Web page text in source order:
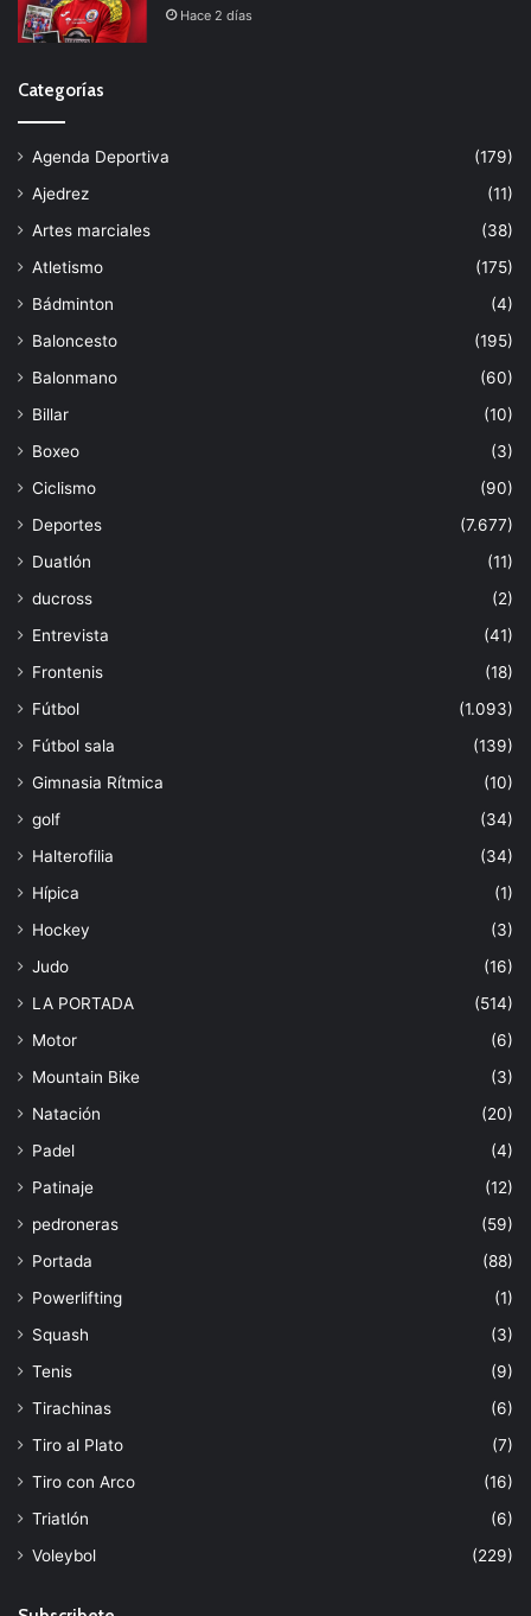
Hace 2 días
Categorías
Agenda Deportiva
(179)
Ajedrez
(11)
Artes marciales
(38)
Atletismo
(175)
Bádminton
(4)
Baloncesto
(195)
Balonmano
(60)
Billar
(10)
Boxeo
(3)
Ciclismo
(90)
Deportes
(7.677)
Duatlón
(11)
ducross
(2)
Entrevista
(41)
Frontenis
(18)
Fútbol
(1.093)
Fútbol sala
(139)
Gimnasia Rítmica
(10)
golf
(34)
Halterofilia
(34)
Hípica
(1)
Hockey
(3)
Judo
(16)
LA PORTADA
(514)
Motor
(6)
Mountain Bike
(3)
Natación
(20)
Padel
(4)
Patinaje
(12)
pedroneras
(59)
Portada
(88)
Powerlifting
(1)
Squash
(3)
Tenis
(9)
Tirachinas
(6)
Tiro al Plato
(7)
Tiro con Arco
(16)
Triatlón
(6)
Voleybol
(229)